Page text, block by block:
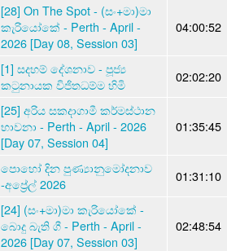
[28] On The Spot - (සං+මා)මා
කැරියෝකේ - Perth - April -
2026 [Day 08, Session 03]
04:00:52
[1] සදහම් දේශනාව - පූජ්‍ය
කටුනායක විජිතධම්ම හිමි
02:02:20
[25] අරිය සකදාගාමී කර්මස්ථාන
භාවනා - Perth - April - 2026
[Day 07, Session 04]
01:35:45
පොහෝ දින පුණ්‍යානුමෝදනාව
-අප්‍රේල් 2026
01:31:10
[24] (සං+මා)මා කැරියෝකේ -
බොදු බැති ගී - Perth - April -
2026 [Day 07, Session 03]
02:48:54